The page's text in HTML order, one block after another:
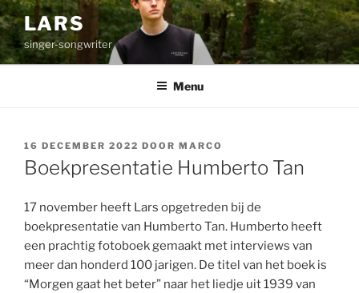
Ga
naar
de
inhoud
LARS
singer-songwriter
Menu
GEPLAATST
OP
16 DECEMBER 2022 DOOR MARCO
Boekpresentatie Humberto Tan
17 november heeft Lars opgetreden bij de
boekpresentatie van Humberto Tan. Humberto heeft
een prachtig fotoboek gemaakt met interviews van
meer dan honderd 100 jarigen. De titel van het boek is
“Morgen gaat het beter” naar het liedje uit 1939 van